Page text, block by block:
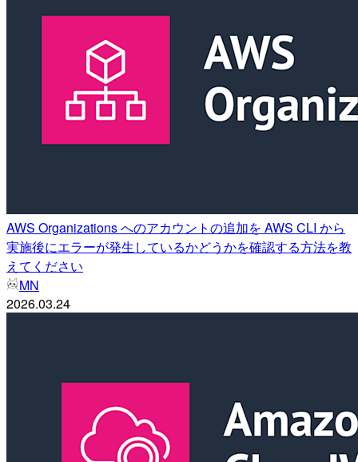
AWS Organizations へのアカウントの追加を AWS CLI から
実施後にエラーが発生しているかどうかを確認する方法を教
えてください
MN
2026.03.24